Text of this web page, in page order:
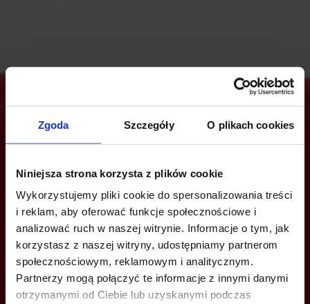
Zgoda Szczegóły O plikach cookies
Niniejsza strona korzysta z plików cookie
Wykorzystujemy pliki cookie do spersonalizowania treści
i reklam, aby oferować funkcje społecznościowe i
analizować ruch w naszej witrynie. Informacje o tym, jak
korzystasz z naszej witryny, udostępniamy partnerom
społecznościowym, reklamowym i analitycznym.
Partnerzy mogą połączyć te informacje z innymi danymi
otrzymanymi od Ciebie lub uzyskanymi podczas
Jesteś zainteresowany tą ofertą?
ZADZWOŃ I DOWIEDZ SIĘ WIĘCEJ
+48 660 661 183
wroclaw@bazabiur.pl